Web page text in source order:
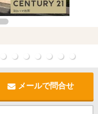
メールで問合せ